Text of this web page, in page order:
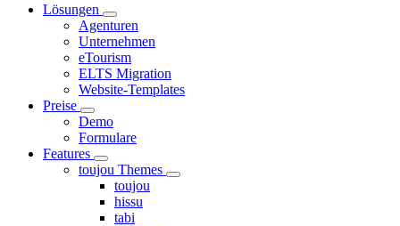
Lösungen
Agenturen
Unternehmen
eTourism
ELTS Migration
Website-Templates
Preise
Demo
Formulare
Features
toujou Themes
toujou
hissu
tabi